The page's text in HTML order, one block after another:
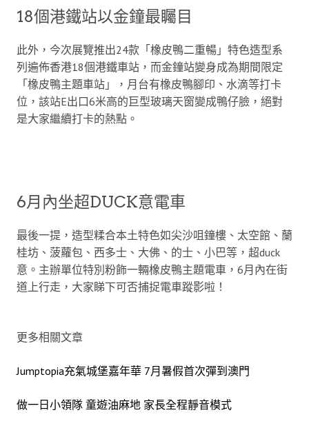
18個港鐵站以金鐘最矚目
此外，今次展覽推出24款「橡皮鴨二重暢」特色造型系
列遍佈香港18個港鐵車站，而金鐘站變身成為期間限定
「橡皮鴨主題車站」，月台有橡皮鴨腳印、水滴等打卡
位，該站E出口6米高的巨型玻璃天窗變成鴨仔臉，絕對
是大家繼續打卡的熱點。
6月內坐超DUCK意電車
最後一提，造型糅合本土特色如尖沙咀鐘樓、太空館、蘭
桂坊、菠蘿包、西多士、大佛、的士、小巴等，超duck
意。主辦單位特別粉飾一輛橡皮鴨主題電車，6月內在街
道上行走，大家睇下可否捕捉電車蹤影啦！
更多相關文章
Jumptopia充氣城堡嘉年華 7月暑假首次彈到澳門
做一日小領隊 童遊油麻地 家長全程靜音模式